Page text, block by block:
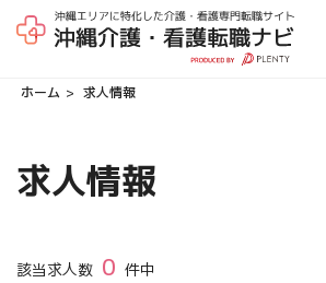
ホーム 求人情報
求人情報
該当求人数 0 件中